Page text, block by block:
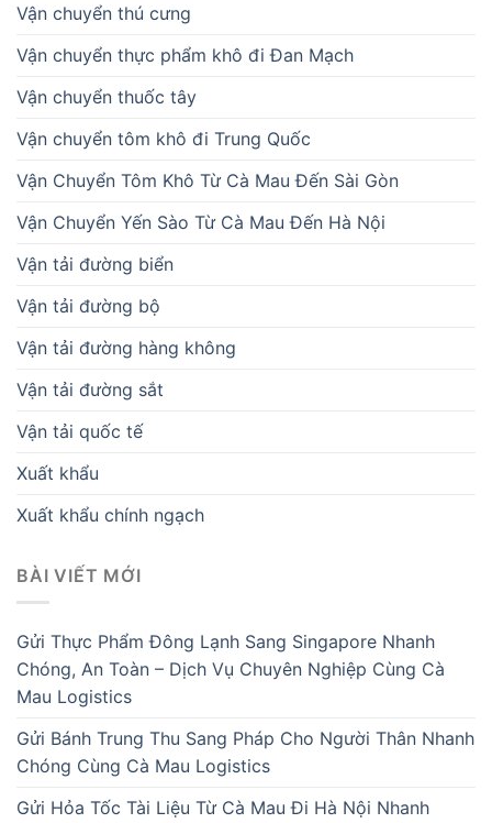
Vận chuyển thú cưng
Vận chuyển thực phẩm khô đi Đan Mạch
Vận chuyển thuốc tây
Vận chuyển tôm khô đi Trung Quốc
Vận Chuyển Tôm Khô Từ Cà Mau Đến Sài Gòn
Vận Chuyển Yến Sào Từ Cà Mau Đến Hà Nội
Vận tải đường biển
Vận tải đường bộ
Vận tải đường hàng không
Vận tải đường sắt
Vận tải quốc tế
Xuất khẩu
Xuất khẩu chính ngạch
BÀI VIẾT MỚI
Gửi Thực Phẩm Đông Lạnh Sang Singapore Nhanh
Chóng, An Toàn – Dịch Vụ Chuyên Nghiệp Cùng Cà
Mau Logistics
Gửi Bánh Trung Thu Sang Pháp Cho Người Thân Nhanh
Chóng Cùng Cà Mau Logistics
Gửi Hỏa Tốc Tài Liệu Từ Cà Mau Đi Hà Nội Nhanh